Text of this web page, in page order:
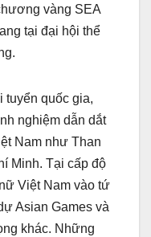
vàng SEA
tại đại hội thể
tuyển quốc gia,
nghiệm dẫn dắt
Nam như Than
Minh. Tại cấp độ
Việt Nam vào tứ
Asian Games và
khác. Những